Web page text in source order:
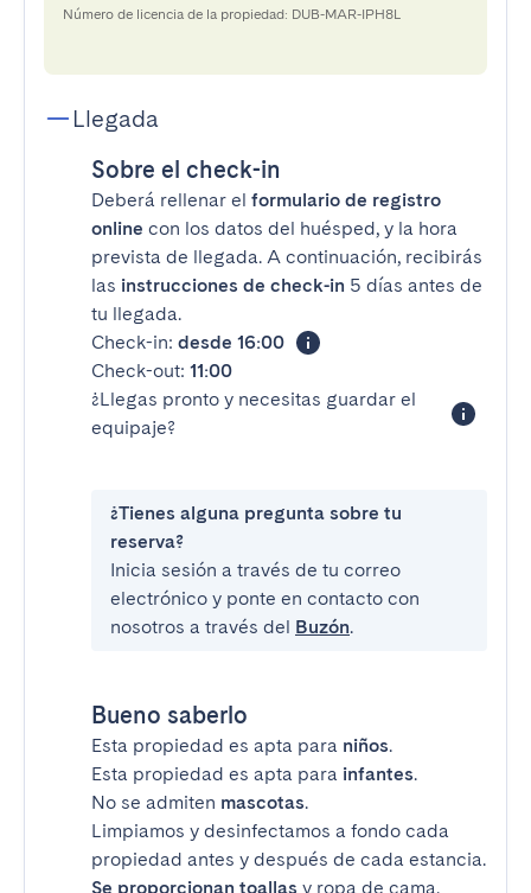
Número de licencia de la propiedad: DUB-MAR-IPH8L
Llegada
Sobre el check-in
Deberá rellenar el formulario de registro
online con los datos del huésped, y la hora
prevista de llegada. A continuación, recibirás
las instrucciones de check-in 5 días antes de
tu llegada.
Check-in: desde 16:00
Check-out: 11:00
¿Llegas pronto y necesitas guardar el
equipaje?
¿Tienes alguna pregunta sobre tu
reserva?
Inicia sesión a través de tu correo
electrónico y ponte en contacto con
nosotros a través del Buzón.
Bueno saberlo
Esta propiedad es apta para niños.
Esta propiedad es apta para infantes.
No se admiten mascotas.
Limpiamos y desinfectamos a fondo cada
propiedad antes y después de cada estancia.
Se proporcionan toallas y ropa de cama.